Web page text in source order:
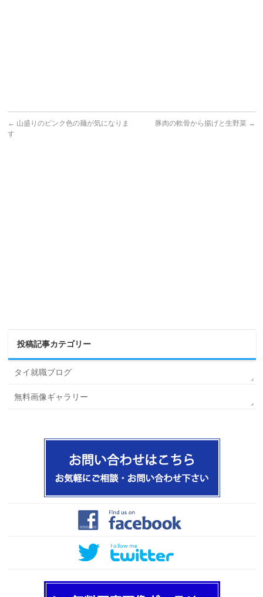
← 山盛りのピンク色の麺が気になりま
す
豚肉の軟骨から揚げと生野菜 →
投稿記事カテゴリー
タイ就職ブログ
無料画像ギャラリー